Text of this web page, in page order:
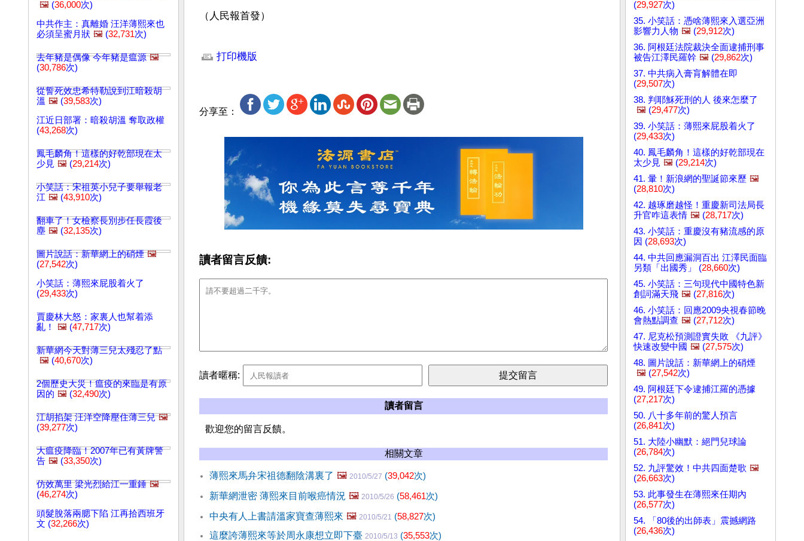
🖼️ (36,000次)
中共作主：真離婚 汪洋薄熙來也
必須呈蜜月狀 🖼️ (32,731次)
去年豬是偶像 今年豬是瘟源 🖼️
(30,786次)
從誓死效忠希特勒說到江暗殺胡
溫 🖼️ (39,583次)
江近日部署：暗殺胡溫 奪取政權
(43,268次)
鳳毛麟角！這樣的好乾部現在太
少見 🖼️ (29,214次)
小笑話：宋祖英小兒子要舉報老
江 🖼️ (43,910次)
翻車了！女檢察長別步任長霞後
塵 🖼️ (32,135次)
圖片說話：新華網上的硝煙 🖼️
(27,542次)
小笑話：薄熙來屁股着火了
(29,433次)
賈慶林大怒：家裏人也幫着添
亂！
🖼️ (47,717次)
新華網今天對薄三兒太殘忍了點
🖼️ (40,670次)
2個歷史大災！瘟疫的來臨是有原
因的 🖼️ (32,490次)
江胡掐架 汪洋空降壓住薄三兒 🖼️
(39,277次)
大瘟疫降臨！2007年已有黃牌警
告 🖼️ (33,350次)
仿效萬里 梁光烈給江一重錘 🖼️
(46,274次)
頭髮脫落兩腮下陷 江再拾西班牙
文 (32,266次)
（人民報首發）
打印機版
分享至：
讀者留言反饋:
讀者暱稱:
讀者留言
歡迎您的留言反饋。
相關文章
薄熙來馬弁宋祖德翻陰溝裏了 🖼️ 2010/5/27 (39,042次)
新華網泄密 薄熙來目前喉癌情況 🖼️ 2010/5/26 (58,461次)
中央有人上書請溫家寶查薄熙來 🖼️ 2010/5/21 (58,827次)
這麼誇薄熙來等於周永康想立即下臺 2010/5/13 (35,553次)
(29,927次)
35. 小笑話：憑啥薄熙來入選亞洲
影響力人物 🖼️ (29,912次)
36. 阿根廷法院裁決全面逮捕刑事
被告江澤民羅幹 🖼️ (29,862次)
37. 中共病入膏肓解體在即
(29,507次)
38. 判耶穌死刑的人 後來怎麼了
🖼️ (29,477次)
39. 小笑話：薄熙來屁股着火了
(29,433次)
40. 鳳毛麟角！這樣的好乾部現在
太少見 🖼️ (29,214次)
41. 暈！新浪網的聖誕節來歷 🖼️
(28,810次)
42. 越琢磨越怪！重慶新司法局長
升官咋這表情 🖼️ (28,717次)
43. 小笑話：重慶沒有豬流感的原
因 (28,693次)
44. 中共回應漏洞百出 江澤民面臨
另類「出國秀」 (28,660次)
45. 小笑話：三句現代中國特色新
創詞滿天飛 🖼️ (27,816次)
46. 小笑話：回應2009央視春節晚
會熱點調查 🖼️ (27,712次)
47. 尼克松預測證實失敗 《九評》
快速改變中國 🖼️ (27,575次)
48. 圖片說話：新華網上的硝煙
🖼️ (27,542次)
49. 阿根廷下令逮捕江羅的憑據
(27,217次)
50. 八十多年前的驚人預言
(26,841次)
51. 大陸小幽默：絕門兒球論
(26,784次)
52. 九評驚效！中共四面楚歌 🖼️
(26,663次)
53. 此事發生在薄熙來任期內
(26,577次)
54. 「80後的出師表」震撼網路
(26,436次)